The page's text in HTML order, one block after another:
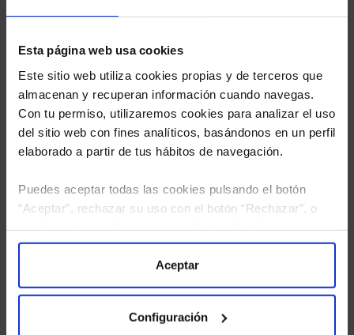
Esta página web usa cookies
Este sitio web utiliza cookies propias y de terceros que
almacenan y recuperan información cuando navegas.
Con tu permiso, utilizaremos cookies para analizar el uso
del sitio web con fines analíticos, basándonos en un perfil
elaborado a partir de tus hábitos de navegación.
Puedes aceptar todas las cookies pulsando el botón
“Aceptar”, rechazar su uso con el botón “Rechazar”, o
“Configuración”. Consulta nuestraPolítica
para más información.
Aceptar
Configuración
He leídola política de privacidady consiento el
tratamiento de mis datos personales.